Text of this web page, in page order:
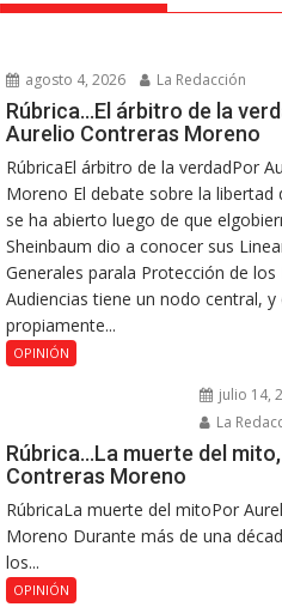
agosto 4, 2026 La Redacción
Rúbrica…El árbitro de la
Aurelio Contreras Moreno
RúbricaEl árbitro de la verdadPor
Moreno El debate sobre la libertad
se ha abierto luego de que
Sheinbaum dio a conocer sus
Generales parala Protección de
Audiencias tiene un nodo central, y
propiamente...
OPINIÓN
julio 14,
La
Rúbrica…La muerte del
Contreras Moreno
RúbricaLa muerte del mitoPor
Moreno Durante más de una
los...
OPINIÓN